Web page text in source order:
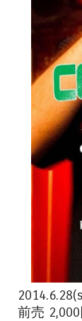
前売